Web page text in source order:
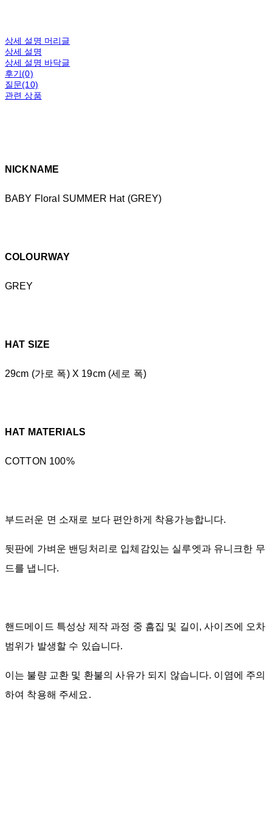
상세 설명 머리글
상세 설명
상세 설명 바닥글
후기(0)
질문(10)
관련 상품
NICKNAME
BABY Floral SUMMER Hat (GREY)
COLOURWAY
GREY
HAT SIZE
29cm (가로 폭) X 19cm (세로 폭)
HAT MATERIALS
COTTON 100%
부드러운 면 소재로 보다 편안하게 착용가능합니다.
뒷판에 가벼운 밴딩처리로 입체감있는 실루엣과 유니크한 무
드를 냅니다.
핸드메이드 특성상 제작 과정 중 흠집 및 길이, 사이즈에 오차
범위가 발생할 수 있습니다.
이는 불량 교환 및 환불의 사유가 되지 않습니다. 이염에 주의
하여 착용해 주세요.